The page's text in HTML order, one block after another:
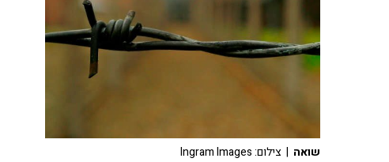
שואה | צילום: Ingram Images